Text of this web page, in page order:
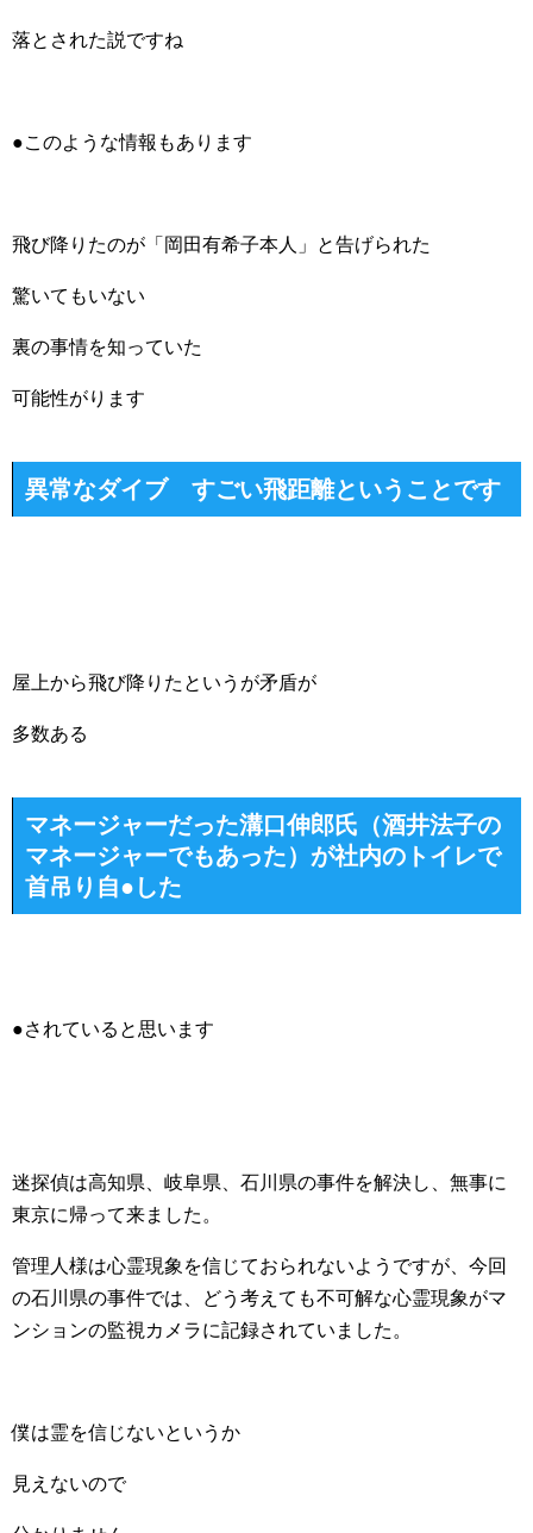
落とされた説ですね
●このような情報もあります
飛び降りたのが「岡田有希子本人」と告げられた
驚いてもいない
裏の事情を知っていた
可能性がります
異常なダイブ すごい飛距離ということです
屋上から飛び降りたというが矛盾が
多数ある
マネージャーだった溝口伸郎氏（酒井法子の
マネージャーでもあった）が社内のトイレで
首吊り自●した
●されていると思います
迷探偵は高知県、岐阜県、石川県の事件を解決し、無事に
東京に帰って来ました。
管理人様は心霊現象を信じておられないようですが、今回
の石川県の事件では、どう考えても不可解な心霊現象がマ
ンションの監視カメラに記録されていました。
僕は霊を信じないというか
見えないので